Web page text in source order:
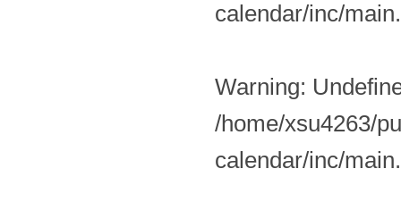
calendar/inc/
Warning:
/home/xsu4263/
calendar/inc/